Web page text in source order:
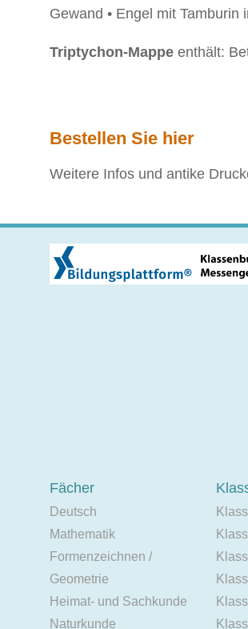
Gewand • Engel mit
Triptychon-Mappe enthält:
Bestellen Sie hier
Weitere Infos und antike
Fächer
Deutsch
Mathematik
Formenzeichnen /
Geometrie
Heimat- und Sachkunde
Naturkunde